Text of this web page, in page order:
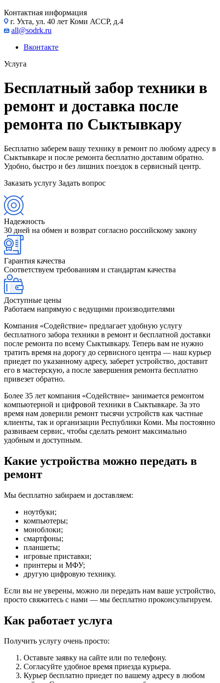
Контактная информация
г. Ухта, ул. 40 лет Коми АССР, д.4
all@sodrk.ru
Вконтакте
Услуга
Бесплатный забор техники в
ремонт и доставка после
ремонта по Сыктывкару
Бесплатно заберем вашу технику в ремонт по любому адресу в
Сыктывкаре и после ремонта бесплатно доставим обратно.
Удобно, быстро и без лишних поездок в сервисный центр.
Заказать услугу Задать вопрос
Надежность
30 дней на обмен и возврат согласно российскому закону
Гарантия качества
Соответствуем требованиям и стандартам качества
Доступные цены
Работаем напрямую с ведущими производителями
Компания «Содействие» предлагает удобную услугу
бесплатного забора техники в ремонт и бесплатной доставки
после ремонта по всему Сыктывкару. Теперь вам не нужно
тратить время на дорогу до сервисного центра — наш курьер
приедет по указанному адресу, заберет устройство, доставит
его в мастерскую, а после завершения ремонта бесплатно
привезет обратно.
Более 35 лет компания «Содействие» занимается ремонтом
компьютерной и цифровой техники в Сыктывкаре. За это
время нам доверили ремонт тысячи устройств как частные
клиенты, так и организации Республики Коми. Мы постоянно
развиваем сервис, чтобы сделать ремонт максимально
удобным и доступным.
Какие устройства можно передать в
ремонт
Мы бесплатно забираем и доставляем:
ноутбуки;
компьютеры;
моноблоки;
смартфоны;
планшеты;
игровые приставки;
принтеры и МФУ;
другую цифровую технику.
Если вы не уверены, можно ли передать нам ваше устройство,
просто свяжитесь с нами — мы бесплатно проконсультируем.
Как работает услуга
Получить услугу очень просто:
Оставьте заявку на сайте или по телефону.
Согласуйте удобное время приезда курьера.
Курьер бесплатно приедет по вашему адресу в любом